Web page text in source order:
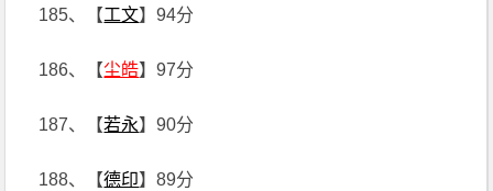
185、【工文】94分
186、【尘皓】97分
187、【若永】90分
188、【德印】89分